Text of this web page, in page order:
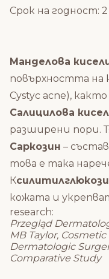
Срок на годност:
Манделова
повърхността на
Cystyc acne),
Салицилова
разширени пори.
Саркозин –
това е така
К
кожата и
research:
Przegląd
MB Taylor,
Dermatologic
Comparative Study